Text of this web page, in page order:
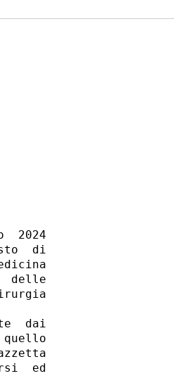
2024
di
delle
dai
ed